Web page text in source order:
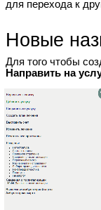
для перехода к
Новые
Для того чтобы
Направить на